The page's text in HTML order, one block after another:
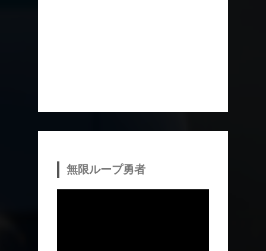
無限ループ勇者